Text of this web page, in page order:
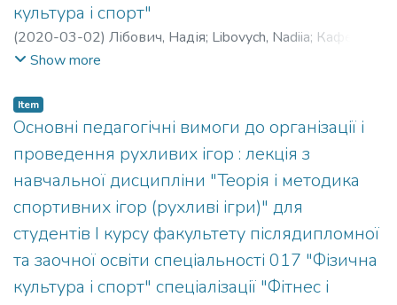
культура і спорт"
(2020-03-02) Лібович, Надія; Libovych, Nadiia; Кафедра
спортивних та рекреаційних ігор
Show more
Item
Основні педагогічні вимоги до організації і
проведення рухливих ігор : лекція з
навчальної дисципліни "Теорія і методика
спортивних ігор (рухливі ігри)" для
студентів І курсу факультету післядипломної
та заочної освіти спеціальності 017 "Фізична
культура і спорт" спеціалізації "Фітнес і